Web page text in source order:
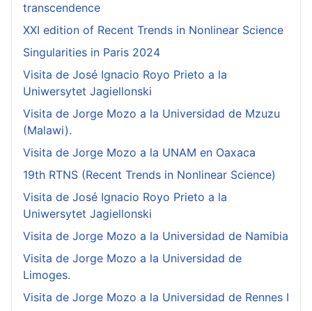
transcendence
XXI edition of Recent Trends in Nonlinear Science
Singularities in Paris 2024
Visita de José Ignacio Royo Prieto a la
Uniwersytet Jagiellonski
Visita de Jorge Mozo a la Universidad de Mzuzu
(Malawi).
Visita de Jorge Mozo a la UNAM en Oaxaca
19th RTNS (Recent Trends in Nonlinear Science)
Visita de José Ignacio Royo Prieto a la
Uniwersytet Jagiellonski
Visita de Jorge Mozo a la Universidad de Namibia
Visita de Jorge Mozo a la Universidad de
Limoges.
Visita de Jorge Mozo a la Universidad de Rennes I